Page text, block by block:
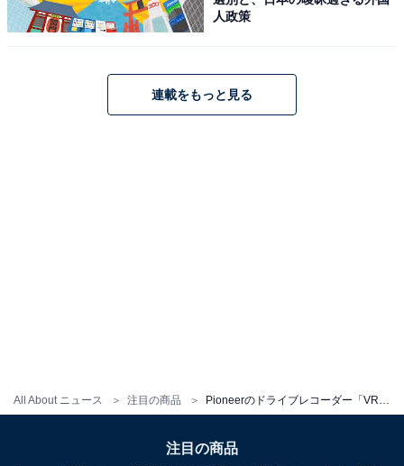
All About ニュース 注目の商品
取り付けの簡単さ
の異なる長さの2種類のバンドで簡単に取り付け可能
•配線設計: L型コネクタ採用で配線の露出を低減し、すっ
い」「電源接続はシガーソケットからで簡単だった」と
で、お店でやってもらうのが無難」という声もあり、車
人政策
連載をもっと見る
注目の商品